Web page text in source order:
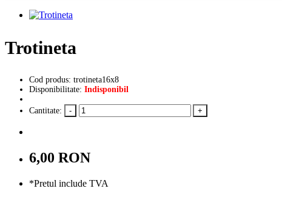
Trotineta
Cod produs: trotineta16x8
Disponibilitate: Indisponibil
Cantitate:
6,00 RON
*Pretul include TVA